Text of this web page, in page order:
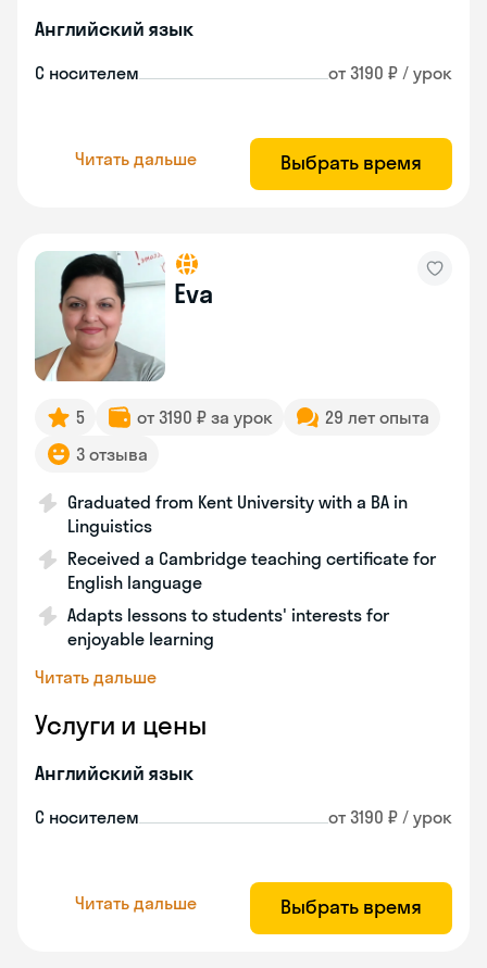
Английский язык
С носителем от 3190 ₽ / урок
Читать дальше Выбрать время
Eva
5 от 3190 ₽ за урок
29 лет опыта
3 отзыва
Graduated from Kent University with a BA in
Linguistics
Received a Cambridge teaching certificate for
English language
Adapts lessons to students' interests for
enjoyable learning
Читать дальше
Услуги и цены
Английский язык
С носителем от 3190 ₽ / урок
Читать дальше Выбрать время